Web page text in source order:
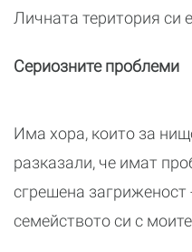
Личната територия си
Сериозните проблеми
Има хора, които за
разказали, че имат
сгрешена загриженост
семейството си с